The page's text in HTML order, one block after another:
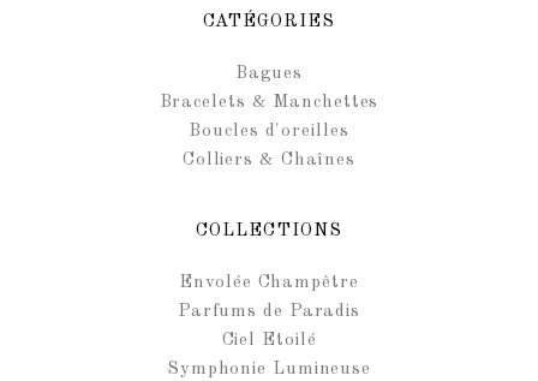
CATÉGORIES
Bagues
Bracelets & Manchettes
Boucles d'oreilles
Colliers & Chaînes
COLLECTIONS
Envolée Champêtre
Parfums de Paradis
Ciel Etoilé
Symphonie Lumineuse